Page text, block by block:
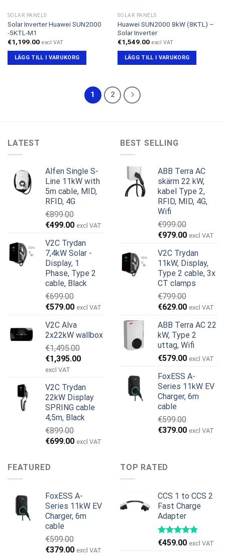
SOLAR PANELS
Solar Inverter Huawei SUN2000
-5KTL-M1
€1,199.00 excl VAT
LÄGG TILL I VARUKORG
SOLAR PANELS
Huawei SUN2000 8kW (8KTL) –
Solar Inverter
€1,549.00 excl VAT
LÄGG TILL I VARUKORG
1 2
LATEST
Alfen Single S-
Line 11kW with
5m cable, MID,
RFID, 4G
€899.00
Det
priset
var:
€899.00.
€499.00Det
priset
är:
€499.00.
excl VAT
V2C Trydan
7,4kW Solar -
Display, 1
Phase, Type 2
cable, Black
€699.00
Det
priset
var:
€699.00.
€579.00Det
priset
är:
€579.00.
excl VAT
V2C Alva
2x22kW wallbox
€1,495.00
Det
ursprungliga
var:
€1,495.00.
€1,395.00Det
är:
€1,395.00.
excl VAT
V2C Trydan
22kW Display
SPRING cable
4,5m, Black
€899.00
Det
priset
var:
€699.00Det
excl VAT
BEST SELLING
ABB Terra AC
skärm 22 kW,
kabel Type 2,
RFID, MID, 4G,
Wifi
€999.00
Det
priset
var:
€999.00.
€979.00Det
priset
är:
€979.00.
excl VAT
V2C Trydan
11kW, Display,
Type 2 cable, 3x
CT clamps
€799.00
Det
priset
var:
€799.00.
€629.00Det
priset
är:
€629.00.
excl VAT
ABB Terra AC 22
kW, Type 2
uttag, Wifi
€579.00 excl VAT
FoxESS A-
Series 11kW EV
Charger, 6m
cable
€599.00
Det
€599.00.
€379.00Det
excl VAT
FEATURED
FoxESS A-
Series 11kW EV
Charger, 6m
cable
€599.00
Det
€379.00Det
excl VAT
TOP RATED
CCS 1 to CCS 2
Fast Charge
Adapter
€459.00 excl VAT